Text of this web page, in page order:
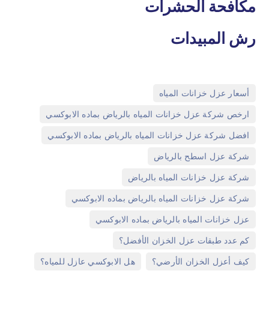
مكافحة الحشرات
رش المبيدات
أسعار عزل خزانات المياه
ارخص شركة عزل خزانات المياه بالرياض بماده الابوكسي
افضل شركة عزل خزانات المياه بالرياض بماده الابوكسي
شركة عزل اسطح بالرياض
شركة عزل خزانات المياه بالرياض
شركة عزل خزانات المياه بالرياض بماده الابوكسي
عزل خزانات المياه بالرياض بماده الابوكسي
كم عدد طبقات عزل الخزان الأفضل؟
كيف أعزل الخزان الأرضي؟ هل الابوكسي عازل للمياه؟